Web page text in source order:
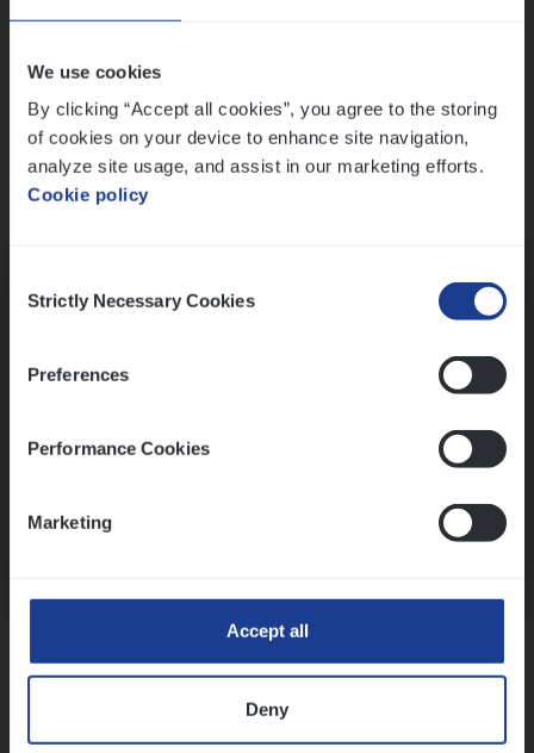
We use cookies
By clicking “Accept all cookies”, you agree to the storing
of cookies on your device to enhance site navigation,
analyze site usage, and assist in our marketing efforts.
Cookie policy
Selection
Strictly Necessary Cookies
Preferences
Performance Cookies
Marketing
Accept all
Deny